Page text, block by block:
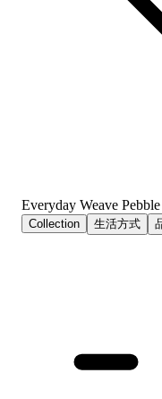
Everyday Weave Pebble
Collection 生活方式